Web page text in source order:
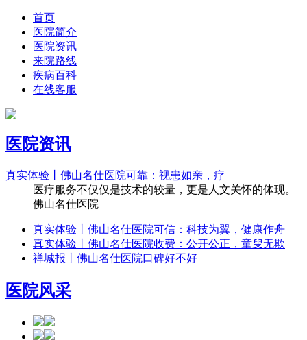
首页
医院简介
医院资讯
来院路线
疾病百科
在线客服
医院资讯
真实体验丨佛山名仕医院可靠：视患如亲，疗
医疗服务不仅仅是技术的较量，更是人文关怀的体现。
佛山名仕医院
真实体验丨佛山名仕医院可信：科技为翼，健康作舟
真实体验丨佛山名仕医院收费：公开公正，童叟无欺
禅城报丨佛山名仕医院口碑好不好
医院风采